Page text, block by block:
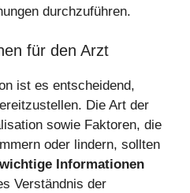
durchzuführen.
für den Arzt
ist es entscheidend,
Die Art der
sowie Faktoren, die
oder lindern, sollten
wichtige Informationen
Verständnis der